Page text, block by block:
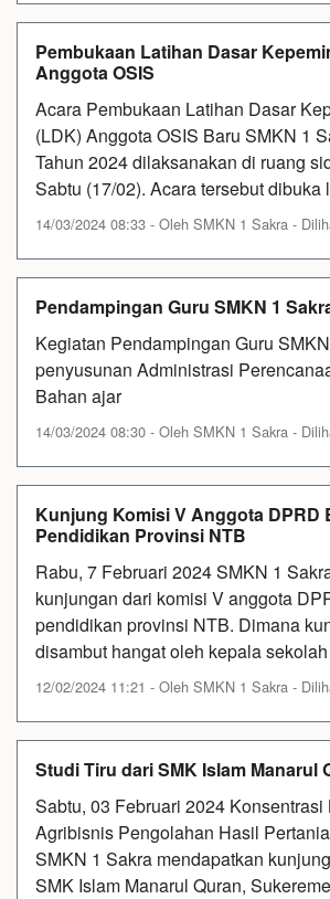
Pembukaan Latihan Dasar
Anggota OSIS
Acara Pembukaan Latihan Dasar
(LDK) Anggota OSIS Baru SMKN 1
Tahun 2024 dilaksanakan di ruang
Sabtu (17/02). Acara tersebut dibuka
14/03/2024 08:33 - Oleh SMKN 1 Sakra -
Pendampingan Guru SMKN 1
Kegiatan Pendampingan Guru
penyusunan Administrasi
Bahan ajar
14/03/2024 08:30 - Oleh SMKN 1 Sakra -
Kunjung Komisi V Anggota DPRD
Pendidikan Provinsi NTB
Rabu, 7 Februari 2024 SMKN 1
kunjungan dari komisi V anggota
pendidikan provinsi NTB. Dimana
disambut hangat oleh kepala
12/02/2024 11:21 - Oleh SMKN 1 Sakra -
Studi Tiru dari SMK Islam Manarul
Sabtu, 03 Februari 2024 Konsentrasi
Agribisnis Pengolahan Hasil
SMKN 1 Sakra mendapatkan
SMK Islam Manarul Quran,